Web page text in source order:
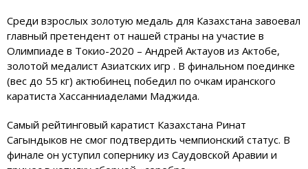
Среди взрослых золотую медаль для Казахстана завоевал
главный претендент от нашей страны на участие в
Олимпиаде в Токио-2020 – Андрей Актауов из Актобе,
золотой медалист Азиатских игр . В финальном поединке
(вес до 55 кг) актюбинец победил по очкам иранского
каратиста Хассанниаделами Маджида.
Самый рейтинговый каратист Казахстана Ринат
Сагындыков не смог подтвердить чемпионский статус. В
финале он уступил сопернику из Саудовской Аравии и